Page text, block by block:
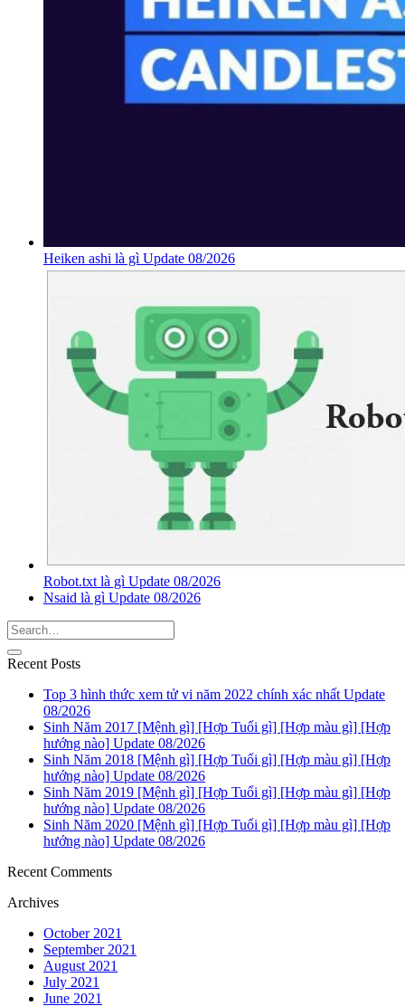
Heiken ashi là gì Update 08/2026
Robot.txt là gì Update 08/2026
Nsaid là gì Update 08/2026
Recent Posts
Top 3 hình thức xem tử vi năm 2022 chính xác nhất Update
08/2026
Sinh Năm 2017 [Mệnh gì] [Hợp Tuổi gì] [Hợp màu gì] [Hợp
hướng nào] Update 08/2026
Sinh Năm 2018 [Mệnh gì] [Hợp Tuổi gì] [Hợp màu gì] [Hợp
hướng nào] Update 08/2026
Sinh Năm 2019 [Mệnh gì] [Hợp Tuổi gì] [Hợp màu gì] [Hợp
hướng nào] Update 08/2026
Sinh Năm 2020 [Mệnh gì] [Hợp Tuổi gì] [Hợp màu gì] [Hợp
hướng nào] Update 08/2026
Recent Comments
Archives
October 2021
September 2021
August 2021
July 2021
June 2021